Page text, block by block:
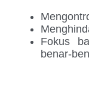
Fokus
benar-